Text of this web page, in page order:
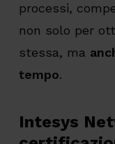
processi,
non solo per
stessa, ma
tempo.
Intesys